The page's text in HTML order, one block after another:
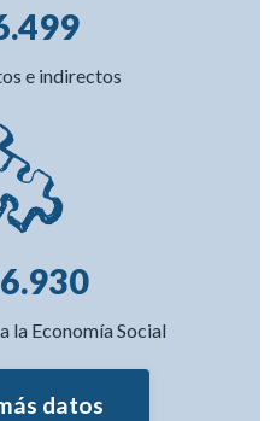
e indirectos
la Economía Social
datos